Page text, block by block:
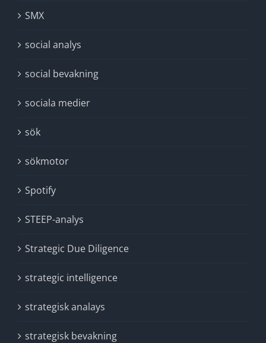
SMX
social analys
social bevakning
sociala medier
sök
sökmotor
Spotify
STEEP-analys
Strategic Due Diligence
strategic intelligence
strategisk analays
strategisk bevakning